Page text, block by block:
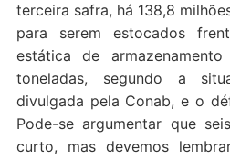
terceira safra, há 138,8
para serem estocados
estática de
toneladas, segundo a
divulgada pela Conab, e o
Pode-se argumentar que
curto, mas devemos